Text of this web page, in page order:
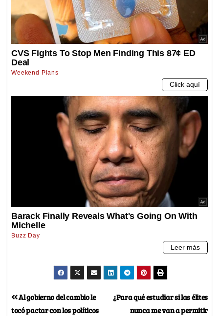
¿Para qué estudiar si las élites
nunca me van a permitir
Al gobierno del cambio le
tocó pactar con los políticos